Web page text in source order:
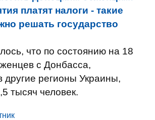
платят налоги - такие
решать государство
что по состоянию на 18
с Донбасса,
другие регионы Украины,
тысяч человек.